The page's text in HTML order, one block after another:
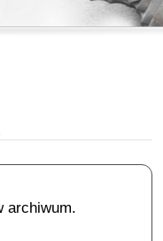
archiwum.